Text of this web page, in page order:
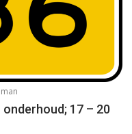
17 – 20